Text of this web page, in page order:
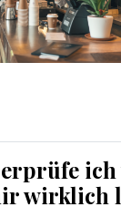
wirklich